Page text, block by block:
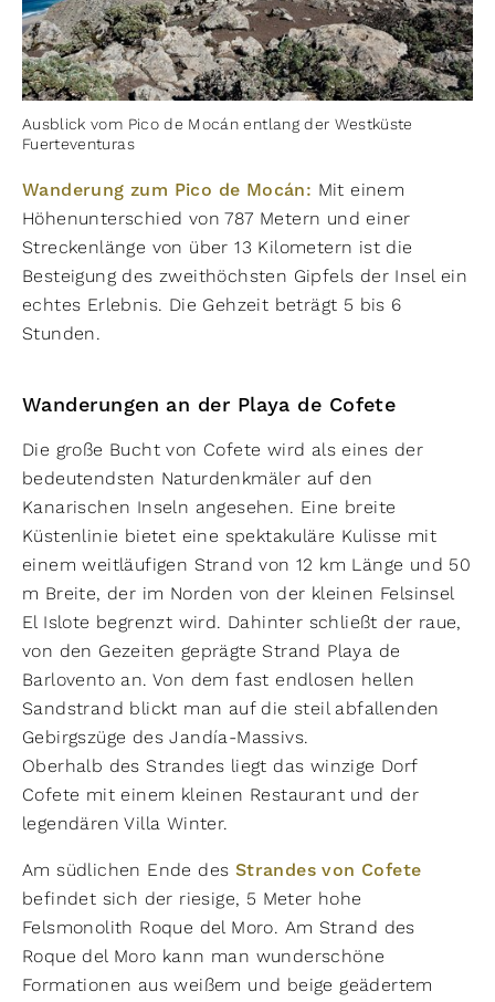
Ausblick vom Pico de Mocán entlang der Westküste
Fuerteventuras
Wanderung zum Pico de Mocán: Mit einem
Höhenunterschied von 787 Metern und einer
Streckenlänge von über 13 Kilometern ist die
Besteigung des zweithöchsten Gipfels der Insel ein
echtes Erlebnis. Die Gehzeit beträgt 5 bis 6
Stunden.
Wanderungen an der Playa de Cofete
Die große Bucht von Cofete wird als eines der
bedeutendsten Naturdenkmäler auf den
Kanarischen Inseln angesehen. Eine breite
Küstenlinie bietet eine spektakuläre Kulisse mit
einem weitläufigen Strand von 12 km Länge und 50
m Breite, der im Norden von der kleinen Felsinsel
El Islote begrenzt wird. Dahinter schließt der raue,
von den Gezeiten geprägte Strand Playa de
Barlovento an. Von dem fast endlosen hellen
Sandstrand blickt man auf die steil abfallenden
Gebirgszüge des Jandía-Massivs.
Oberhalb des Strandes liegt das winzige Dorf
Cofete mit einem kleinen Restaurant und der
legendären Villa Winter.
Am südlichen Ende des Strandes von Cofete
befindet sich der riesige, 5 Meter hohe
Felsmonolith Roque del Moro. Am Strand des
Roque del Moro kann man wunderschöne
Formationen aus weißem und beige geädertem